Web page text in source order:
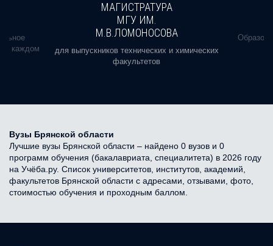
в каждом
МАГИСТРАТУРА
МГУ ИМ.
М.В.ЛОМОНОСОВА
для выпускников технических и химических
факультетов
Вузы Брянской области
Лучшие вузы Брянской области – найдено 0 вузов и 0
программ обучения (бакалавриата, специалитета) в 2026 году
на Учёба.ру. Список университетов, институтов, академий,
факультетов Брянской области с адресами, отзывами, фото,
стоимостью обучения и проходным баллом.